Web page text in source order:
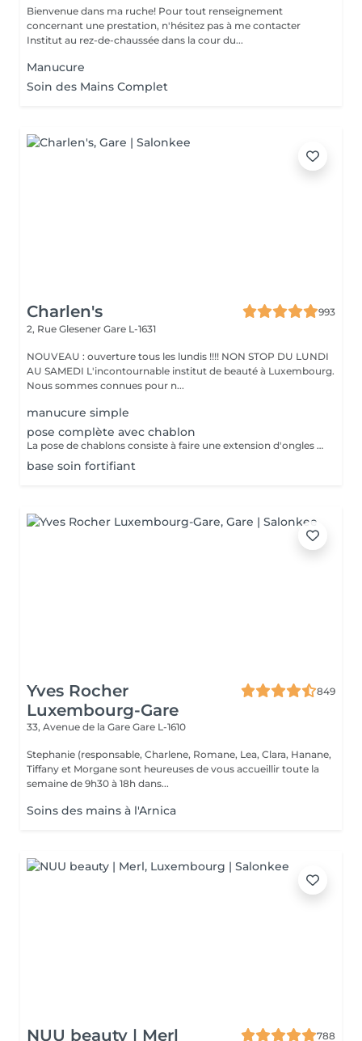
Bienvenue dans ma ruche! Pour tout renseignement
concernant une prestation, n'hésitez pas à me contacter
Institut au rez-de-chaussée dans la cour du...
Manucure
Soin des Mains Complet
Charlen's
993
2, Rue Glesener Gare L-1631
NOUVEAU : ouverture tous les lundis !!!! NON STOP DU LUNDI
AU SAMEDI L'incontournable institut de beauté à Luxembourg.
Nous sommes connues pour n...
manucure simple
pose complète avec chablon
La pose de chablons consiste à faire une extension d'ongles en gel, sans avoir recours aux capsules. Prestation un peu plus longue que les capsules mais tres tres jolie :)
base soin fortifiant
Yves Rocher
Luxembourg-Gare
849
33, Avenue de la Gare Gare L-1610
Stephanie (responsable, Charlene, Romane, Lea, Clara, Hanane,
Tiffany et Morgane sont heureuses de vous accueillir toute la
semaine de 9h30 à 18h dans...
Soins des mains à l'Arnica
NUU beauty | Merl 788